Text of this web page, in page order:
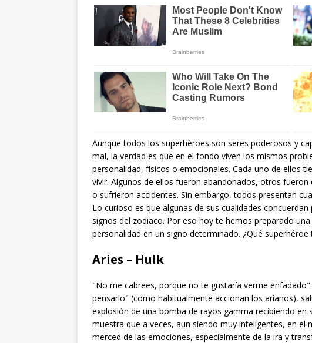
Aunque todos los superhéroes son seres poderosos y
mal, la verdad es que en el fondo viven los mismos
personalidad, físicos o emocionales. Cada uno de ellos
vivir. Algunos de ellos fueron abandonados, otros
o sufrieron accidentes. Sin embargo, todos presentan
Lo curioso es que algunas de sus cualidades
signos del zodiaco. Por eso hoy te hemos preparado
personalidad en un signo determinado. ¿Qué superhéroe
Aries – Hulk
"No me cabrees, porque no te gustaría verme
pensarlo" (como habitualmente accionan los arianos),
explosión de una bomba de rayos gamma recibiendo en
muestra que a veces, aun siendo muy inteligentes, en el
merced de las emociones, especialmente de la ira y